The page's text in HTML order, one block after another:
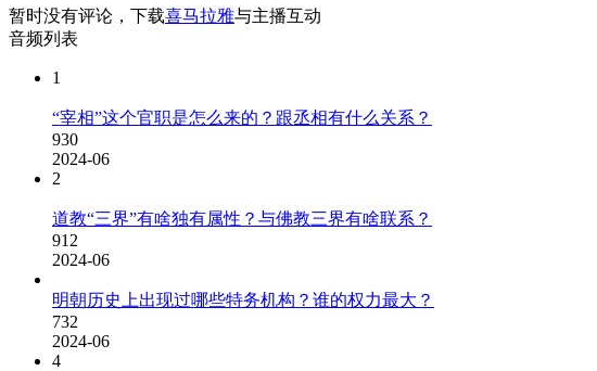
暂时没有评论，下载喜马拉雅与主播互动
音频列表
1
“宰相”这个官职是怎么来的？跟丞相有什么关系？
930
2024-06
2
道教“三界”有啥独有属性？与佛教三界有啥联系？
912
2024-06
明朝历史上出现过哪些特务机构？谁的权力最大？
732
2024-06
4